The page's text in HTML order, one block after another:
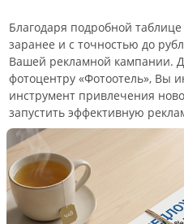
Благодаря подробной
заранее и с точностью до
Вашей рекламной кампании.
фотоцентру «Фотоотель», Вы
инструмент привлечения
запустить эффективную